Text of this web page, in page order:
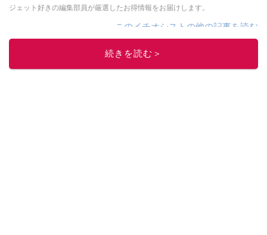
ジェット好きの編集部員が厳選したお得情報をお届けします。
このイチオシストの他の記事を読む
続きを読む＞